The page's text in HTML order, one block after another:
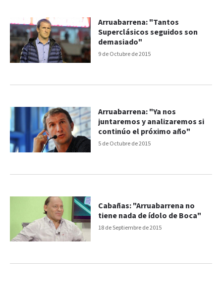
9 de Octubre de 2015
Arruabarrena: "Tantos
Superclásicos seguidos son
demasiado"
5 de Octubre de 2015
Arruabarrena: "Ya nos
juntaremos y analizaremos si
continúo el próximo año"
18 de Septiembre de 2015
Cabañas: "Arruabarrena no
tiene nada de ídolo de Boca"